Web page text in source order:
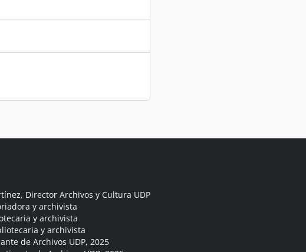
Director Archivos y Cultura UDP
y archivista
y archivista
y archivista
de Archivos UDP, 2025